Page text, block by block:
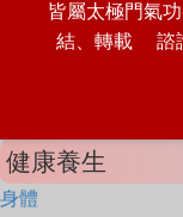
皆屬太極門氣
結、轉載 諮
健康養生
身體